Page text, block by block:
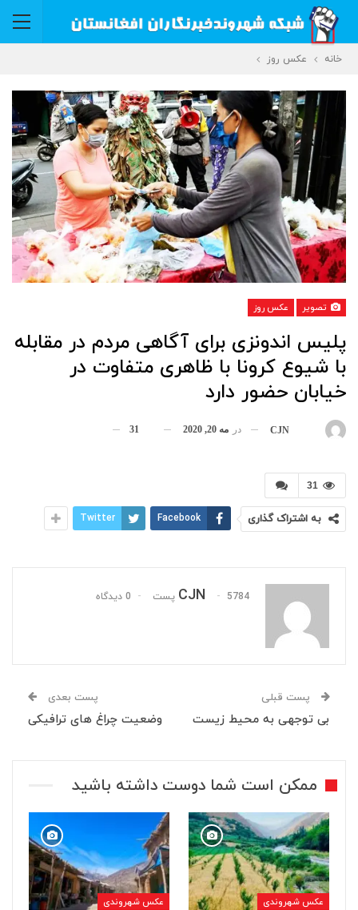
خانه عکس روز
تصویر عکس روز
پلیس اندونزی برای آگاهی مردم در مقابله
با شیوع کرونا با ظاهری متفاوت در
خیابان حضور دارد
CJN در مه 20, 2020 31
31
به اشتراک گذاری Facebook
Twitter
CJN 5784 پست 0 دیدگاه
پست قبلی
بی توجهی به محیط زیست
پست بعدی
وضعیت چراغ های ترافیکی
ممکن است شما دوست داشته باشید
عکس شهروندی عکس شهروندی